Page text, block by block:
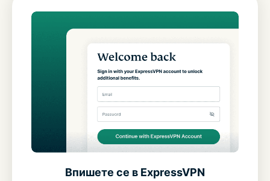
Впишете се в ExpressVPN